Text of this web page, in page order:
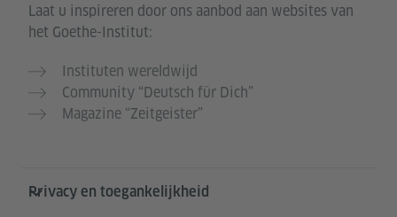
Laat u inspireren door ons aanbod aan websites van
het Goethe-Institut:
Instituten wereldwijd
Community “Deutsch für Dich”
Magazine “Zeitgeister”
Privacy en toegankelijkheid